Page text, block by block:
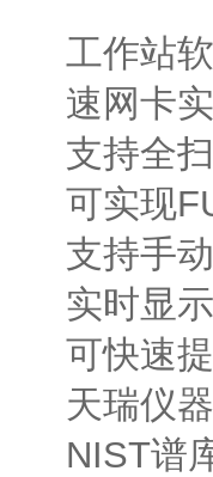
工作站
速网卡
支持全
可实现
支持手
实时显
可快速
天瑞仪
NIST谱